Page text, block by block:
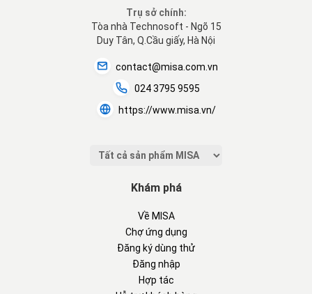
Trụ sở chính:
Tòa nhà Technosoft - Ngõ 15
Duy Tân, Q.Cầu giấy, Hà Nội
contact@misa.com.vn
024 3795 9595
https://www.misa.vn/
Khám phá
Về MISA
Chợ ứng dụng
Đăng ký dùng thử
Đăng nhập
Hợp tác